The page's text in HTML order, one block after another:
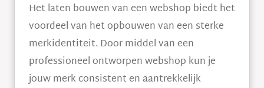
Het laten bouwen van een webshop biedt het
voordeel van het opbouwen van een sterke
merkidentiteit. Door middel van een
professioneel ontworpen webshop kun je
jouw merk consistent en aantrekkelijk